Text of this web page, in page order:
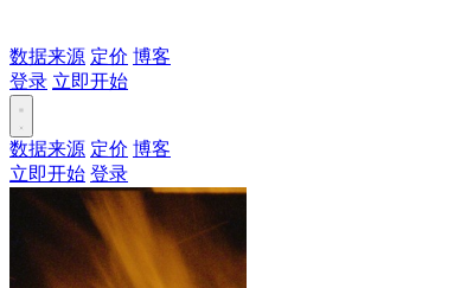
数据来源 定价 博客
登录 立即开始
数据来源 定价 博客
立即开始 登录